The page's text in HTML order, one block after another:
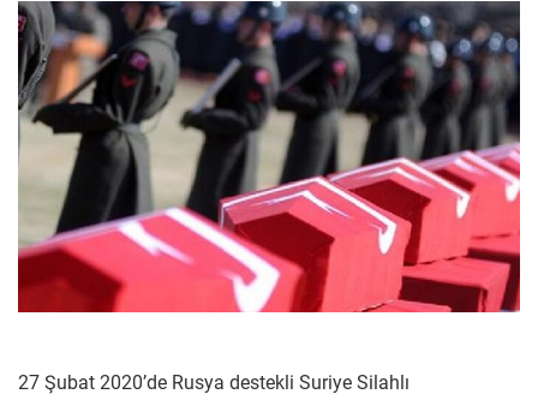
27 Şubat 2020’de Rusya destekli Suriye Silahlı